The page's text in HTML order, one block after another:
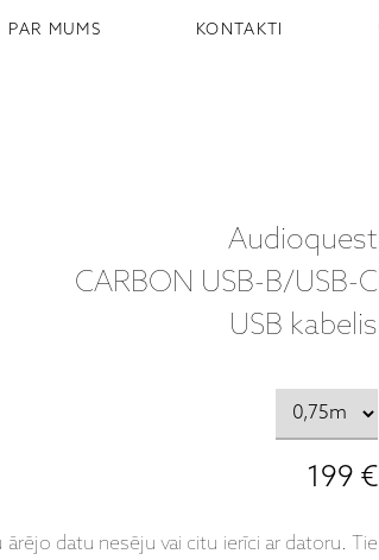
PAR MUMS KONTAKTI
Audioquest
CARBON USB-B/USB-C
USB kabelis
199 €
ārējo datu nesēju vai citu ierīci ar datoru. Tie